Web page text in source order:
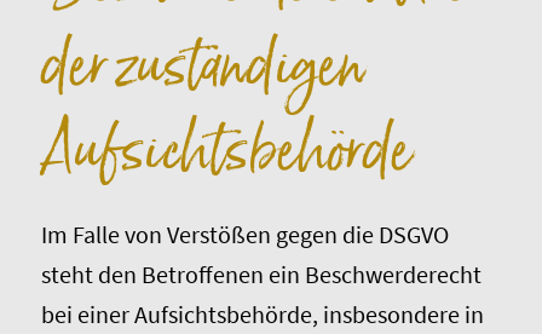
der zuständigen
Aufsichts­behörde
Im Falle von Verstößen gegen die DSGVO
steht den Betroffenen ein Beschwerderecht
bei einer Aufsichtsbehörde, insbesondere in